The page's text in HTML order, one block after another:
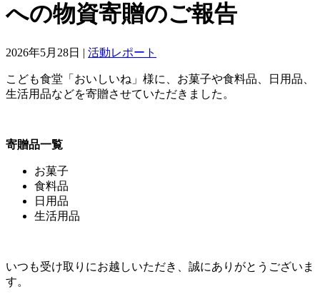
への物資寄贈のご報告
2026年5月28日 | 活動レポート
こども食堂「おいしいね」様に、お菓子や食料品、日用品、
生活用品などを寄贈させていただきました。
寄贈品一覧
お菓子
食料品
日用品
生活用品
いつも受け取りにお越しいただき、誠にありがとうございま
す。